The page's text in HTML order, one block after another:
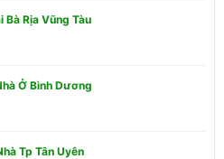
Bà Rịa Vũng Tàu
Ở Bình Dương
Tp Tân Uyên